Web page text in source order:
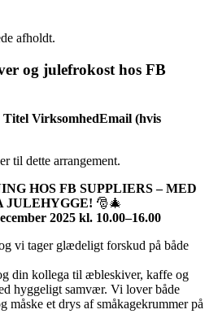
afholdt.
og julefrokost hos FB
Titel VirksomhedEmail (hvis
til dette arrangement.
HOS FB SUPPLIERS – MED
JULEHYGGE! 🎅🎄
2025 kl. 10.00–16.00
vi tager glædeligt forskud på både
din kollega til æbleskiver, kaffe og
hyggeligt samvær. Vi lover både
måske et drys af småkagekrummer på